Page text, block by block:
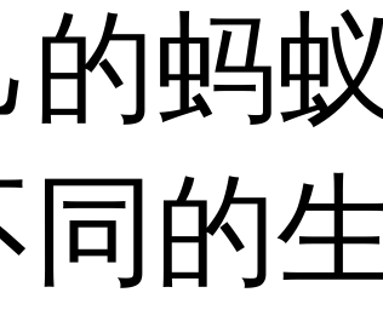
蚂
的